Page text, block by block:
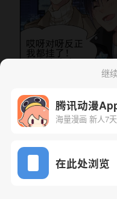
下一话
继
腾讯动漫
海量漫画 新人7
在此处浏览